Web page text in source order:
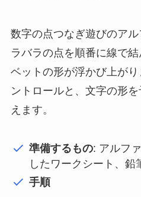
数字の点つなぎ遊びのア
ラバラの点を順番に線で
ベットの形が浮かび上が
ントロールと、文字の形
えます。
準備するもの: アルフ
したワークシート、鉛
手順